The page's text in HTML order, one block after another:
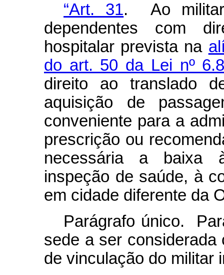
“Art. 31. Ao militar
dependentes com
hospitalar prevista na
do art. 50 da Lei nº
direito ao translado
aquisição de
conveniente para a
prescrição ou
necessária a baixa
inspeção de saúde, à
em cidade diferente da
Parágrafo único.
sede a ser
de vinculação do militar